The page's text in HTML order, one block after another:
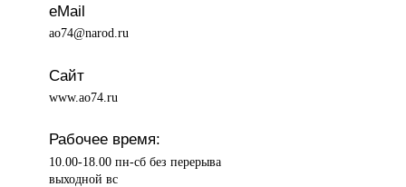
eMail
ao74@narod.ru
Сайт
www.ao74.ru
Рабочее время:
10.00-18.00 пн-сб без перерыва
выходной вс